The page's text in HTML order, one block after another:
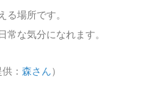
る場所です。
な気分になれます。
供：森さん）